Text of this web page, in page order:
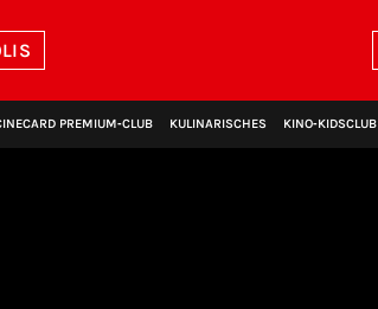
PREMIUM‑CLUB KULINARISCHES KINO‑KIDSCLUB